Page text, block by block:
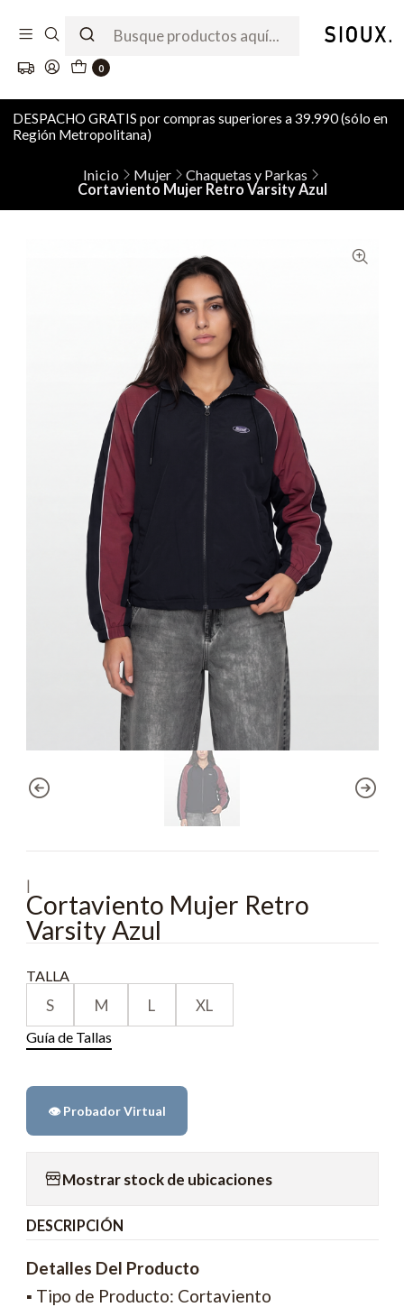
0
DESPACHO GRATIS por compras superiores a 39.990 (sólo en
Región Metropolitana)
Inicio Mujer
Chaquetas y Parkas
Cortaviento Mujer Retro Varsity Azul
|
Cortaviento Mujer Retro
Varsity Azul
TALLA
S M L XL
Guía de Tallas
👁️ Probador Virtual
Mostrar stock de ubicaciones
DESCRIPCIÓN
Detalles Del Producto
▪ Tipo de Producto: Cortaviento